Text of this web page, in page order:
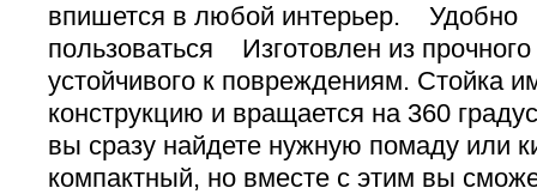
впишется в любой интерьер. Удобно
пользоваться Изготовлен из прочного
устойчивого к повреждениям. Стойка
конструкцию и вращается на 360
вы сразу найдете нужную помаду или
компактный, но вместе с этим вы